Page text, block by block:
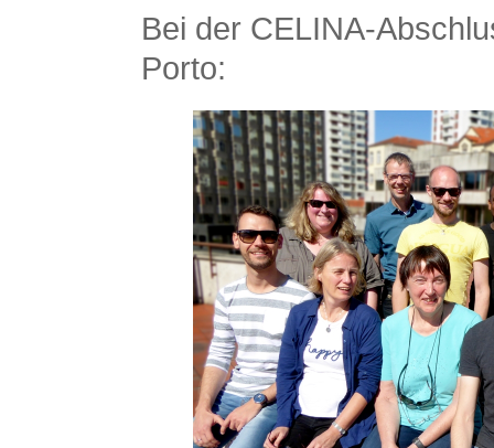
Bei der CELINA-
Porto: